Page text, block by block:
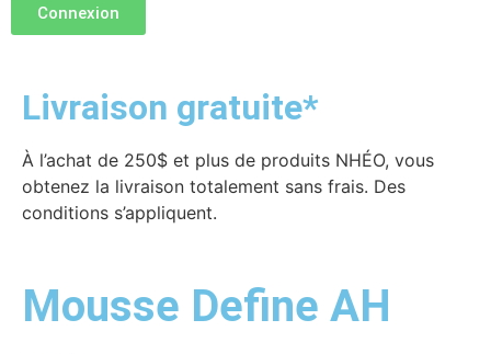
Connexion
Livraison gratuite*
À l’achat de 250$ et plus de produits NHÉO, vous
obtenez la livraison totalement sans frais. Des
conditions s’appliquent.
Mousse Define AH